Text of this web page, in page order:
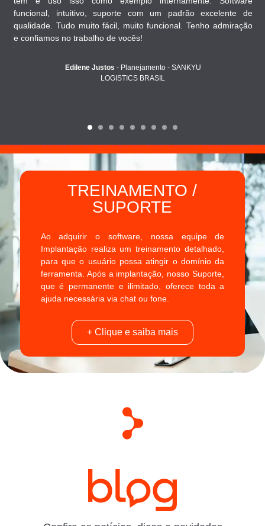
o
funcional, intuitivo, suporte com um padrão excelente de
qualidade. Tudo muito fácil, muito funcional. Tenho admiração
e confiamos no trabalho de vocês!
Edilene Justos - Planejamento - SANKYU
LOGISTICS BRASIL
TREINAMENTO /
SUPORTE
Ao adquirir o software, nossa equipe de
Implantação realiza um treinamento detalhado,
para que o usuário possa atingir o domínio da
ferramenta. Após a implantação, nosso Suporte,
que é permanente e ilimitado, oferece toda a
ajuda necessária via chat ou fone.
+ Clique e saiba mais